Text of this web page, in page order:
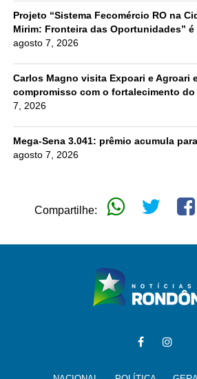
Projeto “Sistema Fecomércio RO na
Mirim: Fronteira das Oportunidades”
agosto 7, 2026
Carlos Magno visita Expoari e Agroari
compromisso com o fortalecimento
7, 2026
Mega-Sena 3.041: prêmio acumula
agosto 7, 2026
Compartilhe: